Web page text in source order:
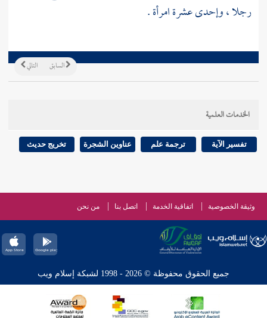
رجلا ، وإحدى عشرة امرأة .
التالي السابق
الخدمات العلمية
تفسير الآية ترجمة علم عناوين الشجرة تخريج حديث
وثيقة الخصوصية اتفاقية الخدمة اتصل بنا من نحن
جميع الحقوق محفوظة © 2026 - 1998 لشبكة إسلام ويب